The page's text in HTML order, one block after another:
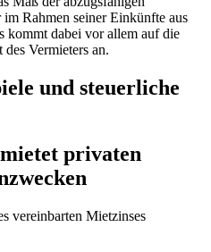
Rahmen seiner Einkünfte aus
kommt dabei vor allem auf die
Vermieters an.
und steuerliche
privaten
vereinbarten Mietzinses